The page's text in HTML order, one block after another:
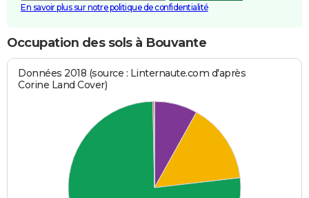
En savoir plus sur notre politique de confidentialité
Occupation des sols à Bouvante
Données 2018 (source : Linternaute.com d'après
Corine Land Cover)